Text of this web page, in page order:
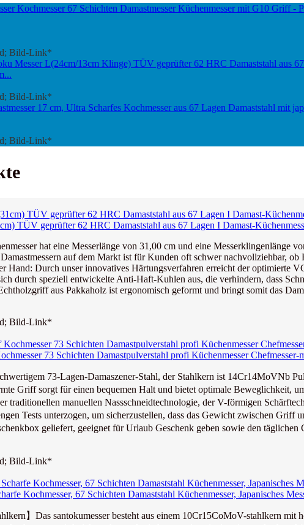
Bild-Link*
Bild-Link*
Bild-Link*
TÜV geprüfter 62 HRC Damaststahl aus 67 Lagen I Damast-
hat eine Messerlänge von 31,00 cm und eine Messerklingenlänge
auf dem Markt ist für Kunden oft schwer nachvollziehbar, ob
Hand: Durch unser innovatives Härtungsverfahren erreicht der optimierte
durch speziell entwickelte Anti-Haft-Kuhlen aus, die verhindern, dass
aus Pakkaholz ist ergonomisch geformt und bringt somit das
Bild-Link*
73 Schichten Damastpulverstahl profi Küchenmesser
73-Lagen-Damaszener-Stahl, der Stahlkern ist 14Cr14MoVNb
Griff sorgt für einen bequemen Halt und bietet optimale Beweglichkeit,
traditionellen manuellen Nassschneidtechnologie, der V-förmigen
Tests unterzogen, um sicherzustellen, dass das Gewicht zwischen Griff
geliefert, geeignet für Urlaub Geschenk geben sowie den täglichen
Bild-Link*
Kochmesser, 67 Schichten Damaststahl Küchenmesser, Japanisches
】Das santokumesser besteht aus einem 10Cr15CoMoV-stahlkern mit